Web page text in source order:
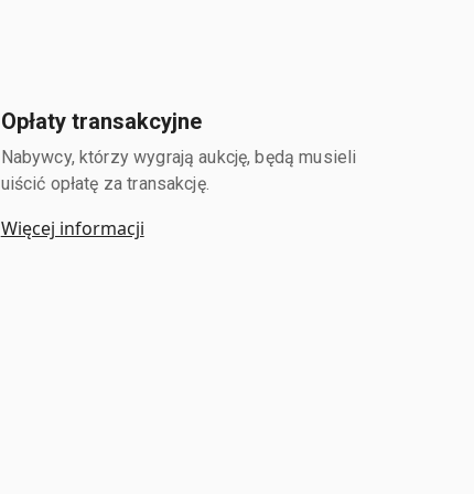
Opłaty transakcyjne
Nabywcy, którzy wygrają aukcję, będą musieli
uiścić opłatę za transakcję.
Więcej informacji